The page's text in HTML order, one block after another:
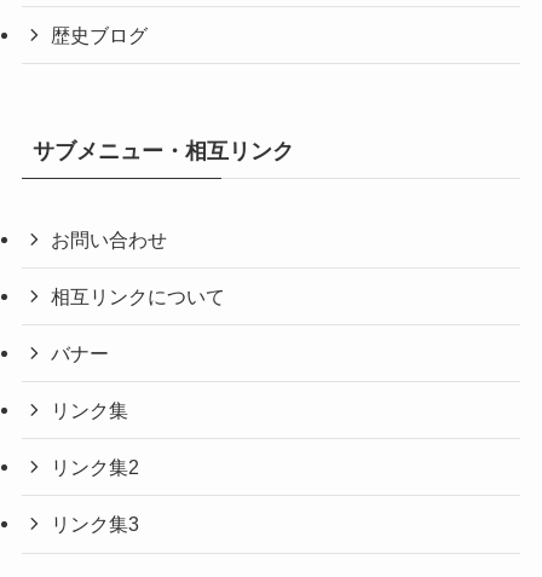
歴史ブログ
サブメニュー・相互リンク
お問い合わせ
相互リンクについて
バナー
リンク集
リンク集2
リンク集3